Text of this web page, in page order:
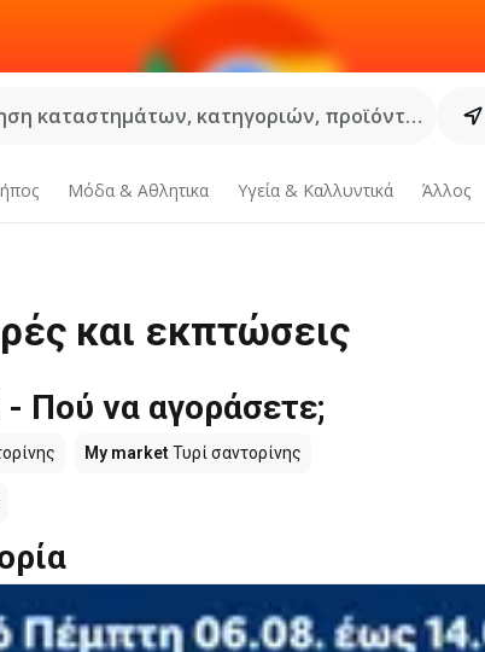
καταστημάτων, κατηγοριών, προϊόντων...
Μόδα & Aθλητικα Υγεία & Καλλυντικά Άλλος
και εκπτώσεις
Πού να αγοράσετε;
My marketΤυρί σαντορίνης